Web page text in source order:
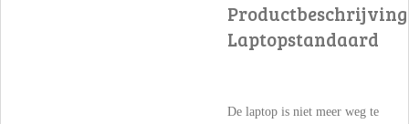
Productbeschrijving
Laptopstandaard
De laptop is niet meer weg te